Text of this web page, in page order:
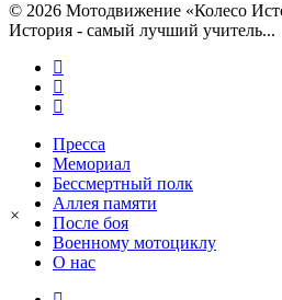
© 2026 Мотодвижение «Колесо
История - самый лучший учитель...
vk
telegram
phone
Close
Menu
Пресса
Мемориал
Бессмертный полк
Аллея памяти
После боя
Военному мотоциклу
О нас
×